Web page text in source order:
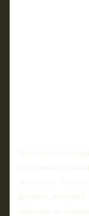
Именно
были выше
значилась
формат, который
выводит на